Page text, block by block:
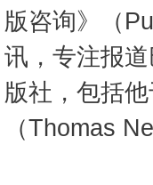
版咨询》（
讯，专注报
版社，包括
（Thomas